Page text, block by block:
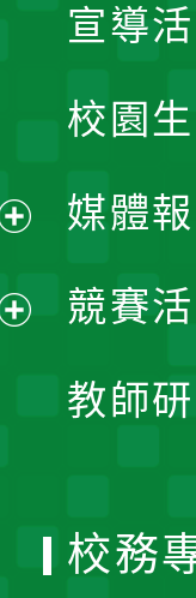
宣導
校園
媒體
競賽
教師
開
校務